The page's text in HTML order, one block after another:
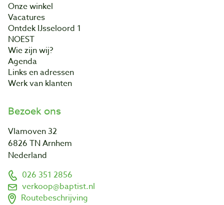
Onze winkel
Vacatures
Ontdek IJsseloord 1
NOEST
Wie zijn wij?
Agenda
Links en adressen
Werk van klanten
Bezoek ons
Vlamoven 32
6826 TN Arnhem
Nederland
026 351 2856
verkoop@baptist.nl
Routebeschrijving